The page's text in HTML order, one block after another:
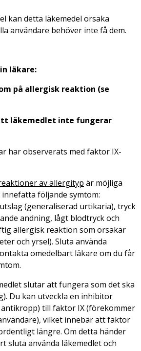
kan detta läkemedel orsaka
användare behöver inte få dem.
läkare:
på allergisk reaktion (se
läkemedlet inte fungerar
har observerats med faktor IX-
av allergityp är möjliga
följande symtom:
(generaliserad urtikaria), tryck
andning, lågt blodtryck och
allergisk reaktion som orsakar
och yrsel). Sluta använda
omedelbart läkare om du får
slutar att fungera som det ska
Du kan utveckla en inhibitor
till faktor IX (förekommer
vilket innebär att faktor
längre. Om detta händer
sluta använda läkemedlet och